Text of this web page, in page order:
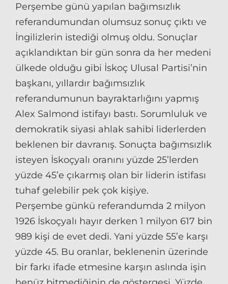
Perşembe günü yapılan bağımsızlık
referandumundan olumsuz sonuç çıktı ve
İngilizlerin istediği olmuş oldu. Sonuçlar
açıklandıktan bir gün sonra da her medeni
ülkede olduğu gibi İskoç Ulusal Partisi’nin
başkanı, yıllardır bağımsızlık
referandumunun bayraktarlığını yapmış
Alex Salmond istifayı bastı. Sorumluluk ve
demokratik siyasi ahlak sahibi liderlerden
beklenen bir davranış. Sonuçta bağımsızlık
isteyen İskoçyalı oranını yüzde 25’lerden
yüzde 45’e çıkarmış olan bir liderin istifası
tuhaf gelebilir pek çok kişiye.
Perşembe günkü referandumda 2 milyon
1926 İskoçyalı hayır derken 1 milyon 617 bin
989 kişi de evet dedi. Yani yüzde 55’e karşı
yüzde 45. Bu oranlar, beklenenin üzerinde
bir farkı ifade etmesine karşın aslında işin